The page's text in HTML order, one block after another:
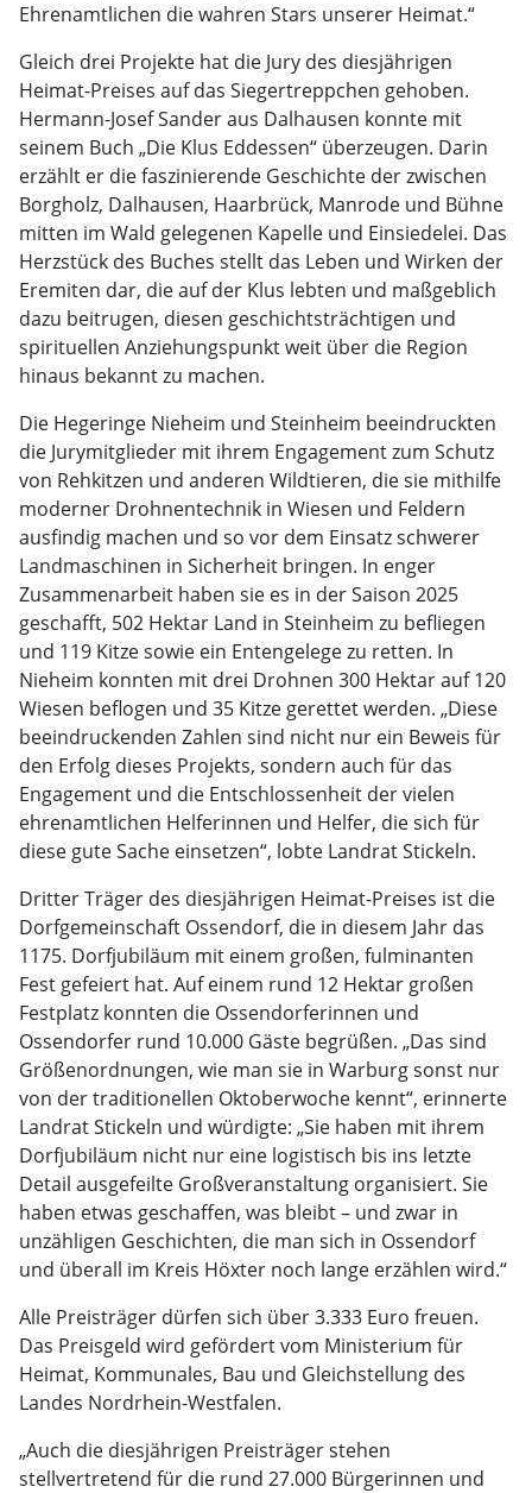
Ehrenamtlichen die wahren Stars unserer Heimat.“
Gleich drei Projekte hat die Jury des diesjährigen
Heimat-Preises auf das Siegertreppchen gehoben.
Hermann-Josef Sander aus Dalhausen konnte mit
seinem Buch „Die Klus Eddessen“ überzeugen. Darin
erzählt er die faszinierende Geschichte der zwischen
Borgholz, Dalhausen, Haarbrück, Manrode und Bühne
mitten im Wald gelegenen Kapelle und Einsiedelei. Das
Herzstück des Buches stellt das Leben und Wirken der
Eremiten dar, die auf der Klus lebten und maßgeblich
dazu beitrugen, diesen geschichtsträchtigen und
spirituellen Anziehungspunkt weit über die Region
hinaus bekannt zu machen.
Die Hegeringe Nieheim und Steinheim beeindruckten
die Jurymitglieder mit ihrem Engagement zum Schutz
von Rehkitzen und anderen Wildtieren, die sie mithilfe
moderner Drohnentechnik in Wiesen und Feldern
ausfindig machen und so vor dem Einsatz schwerer
Landmaschinen in Sicherheit bringen. In enger
Zusammenarbeit haben sie es in der Saison 2025
geschafft, 502 Hektar Land in Steinheim zu befliegen
und 119 Kitze sowie ein Entengelege zu retten. In
Nieheim konnten mit drei Drohnen 300 Hektar auf 120
Wiesen beflogen und 35 Kitze gerettet werden. „Diese
beeindruckenden Zahlen sind nicht nur ein Beweis für
den Erfolg dieses Projekts, sondern auch für das
Engagement und die Entschlossenheit der vielen
ehrenamtlichen Helferinnen und Helfer, die sich für
diese gute Sache einsetzen“, lobte Landrat Stickeln.
Dritter Träger des diesjährigen Heimat-Preises ist die
Dorfgemeinschaft Ossendorf, die in diesem Jahr das
1175. Dorfjubiläum mit einem großen, fulminanten
Fest gefeiert hat. Auf einem rund 12 Hektar großen
Festplatz konnten die Ossendorferinnen und
Ossendorfer rund 10.000 Gäste begrüßen. „Das sind
Größenordnungen, wie man sie in Warburg sonst nur
von der traditionellen Oktoberwoche kennt“, erinnerte
Landrat Stickeln und würdigte: „Sie haben mit ihrem
Dorfjubiläum nicht nur eine logistisch bis ins letzte
Detail ausgefeilte Großveranstaltung organisiert. Sie
haben etwas geschaffen, was bleibt – und zwar in
unzähligen Geschichten, die man sich in Ossendorf
und überall im Kreis Höxter noch lange erzählen wird.“
Alle Preisträger dürfen sich über 3.333 Euro freuen.
Das Preisgeld wird gefördert vom Ministerium für
Heimat, Kommunales, Bau und Gleichstellung des
Landes Nordrhein-Westfalen.
„Auch die diesjährigen Preisträger stehen
stellvertretend für die rund 27.000 Bürgerinnen und